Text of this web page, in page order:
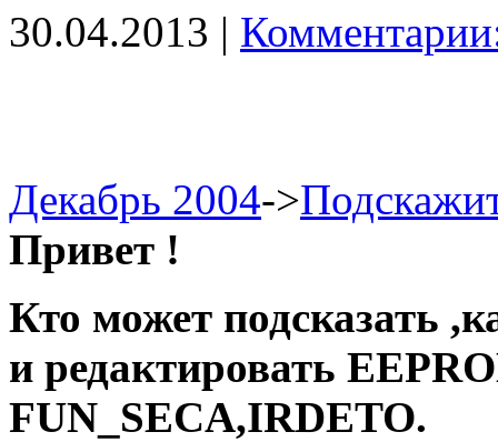
30.04.2013 |
Декабрь 2004->
Привет !
Кто может подсказать
и редактировать
FUN_SECA,IRDETO.